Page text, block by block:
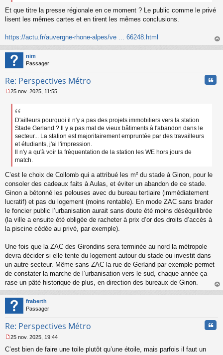
Et que titre la presse régionale en ce moment ? Le public comme le privé
lisent les mêmes cartes et en tirent les mêmes conclusions.
https://actu.fr/auvergne-rhone-alpes/ve ... 66248.html
au
nim
Passager
Re: Perspectives Métro
e
25 nov. 2025, 11:55
D'ailleurs pourquoi il n'y a pas des projets immobiliers vers la station
Stade Gerland ? Il y a pas mal de vieux bâtiments à l'abandon dans le
secteur... La station est majoritairement empruntée par des travailleurs
et étudiants, j'ai l'impression.
Il n'y a qu'à voir la fréquentation de la station les WE hors jours de
match.
C’est le choix de Collomb qui a attribué les m² du stade à Ginon, pour le
consoler des cadeaux faits à Aulas, et éviter un abandon de ce stade.
Ginon a bétonné les pelouses avec du bureau tertiaire (immédiatement
lucratif) et pas du logement (moins rentable). En mode ZAC sans brader
le foncier public l’urbanisation aurait sans doute été moins déséquilibrée
(la ville a ensuite été obligée de racheter à prix d’or des droits d’accès à
la piscine cédée au privé, par exemple).
Une fois que la ZAC des Girondins sera terminée au nord la métropole
devra décider si elle tente du logement autour du stade ou investit dans
un autre secteur. Même sans ZAC la rue de Gerland par exemple permet
de constater la marche de l’urbanisation vers le sud, chaque année ça
rase un pâté historique de plus, en direction des bureaux de Ginon.
au
fraberth
Passager
Re: Perspectives Métro
e
25 nov. 2025, 19:44
C’est bien de faire une toile plutôt qu’une étoile, mais parfois il faut un